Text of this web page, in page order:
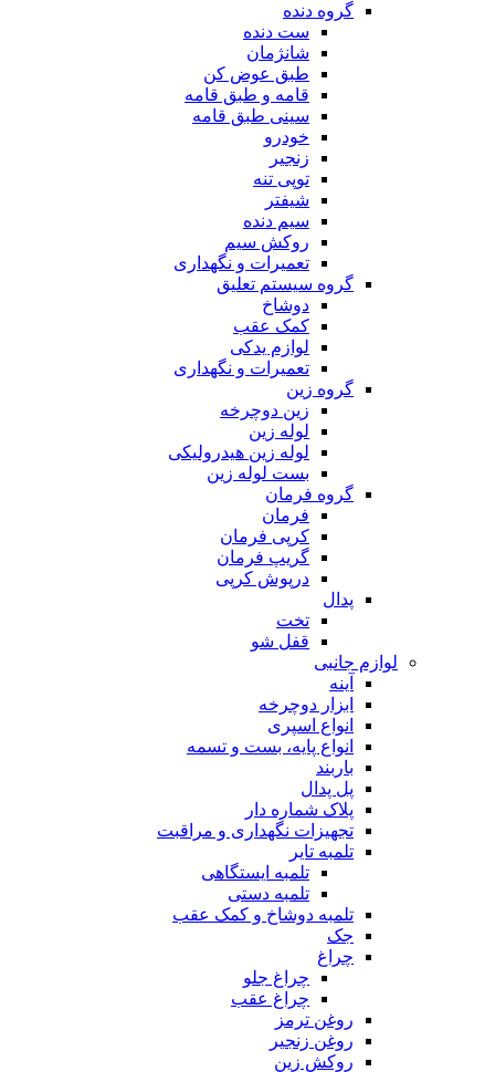
گروه دنده
ست دنده
شانژمان
طبق عوض کن
قامه و طبق قامه
سینی طبق قامه
خودرو
زنجیر
توپی تنه
شیفتر
سیم دنده
روکش سیم
تعمیرات و نگهداری
گروه سیستم تعلیق
دوشاخ
کمک عقب
لوازم یدکی
تعمیرات و نگهداری
گروه زین
زین دوچرخه
لوله زین
لوله زین هیدرولیکی
بست لوله زین
گروه فرمان
فرمان
کرپی فرمان
گریپ فرمان
درپوش کرپی
پدال
تخت
قفل شو
لوازم جانبی
آینه
ابزار دوچرخه
انواع اسپری
انواع پایه، بست و تسمه
باربند
پل پدال
پلاک شماره دار
تجهیزات نگهداری و مراقبت
تلمبه تایر
تلمبه ایستگاهی
تلمبه دستی
تلمبه دوشاخ و کمک عقب
جک
چراغ
چراغ جلو
چراغ عقب
روغن ترمز
روغن زنجیر
روکش زین